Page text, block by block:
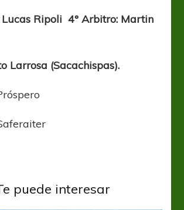
Lucas Ripoli 4° Arbitro: Martin
Larrosa (Sacachispas).
puede interesar